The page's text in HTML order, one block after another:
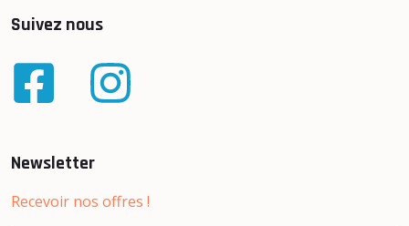
Suivez nous
Newsletter
Recevoir nos offres !